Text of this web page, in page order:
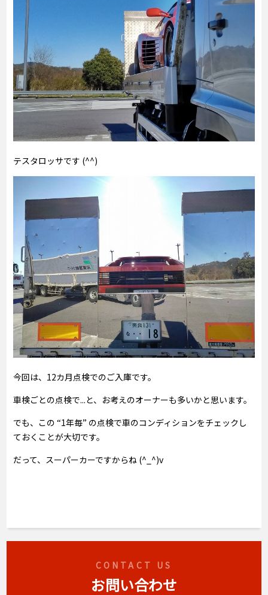
テスタロッサです (^^)
今回は、12カ月点検でのご入庫です。
車検ごとの点検で...と、お考えのオーナーも多いかと思います。
でも、この “1年毎” の点検で車のコンディションをチェックし
ておくことが大切です。
だって、スーパーカーですからね (^_^)v
CONTACT US
お問い合わせ